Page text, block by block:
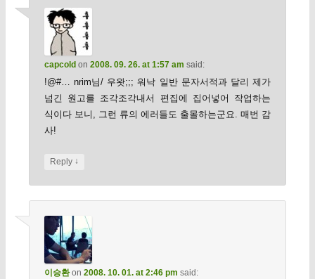
capcoldon 2008. 09. 26. at 1:57 am said:
!@#… nrim님/ 우왓;;; 워낙 일반 문자서적과 달리 제가
넘긴 원고를 조각조각내서 편집에 집어넣어 작업하는
식이다 보니, 그런 류의 에러들도 출몰하는군요. 매번 감
사!
Reply ↓
이승환on 2008. 10. 01. at 2:46 pm said: